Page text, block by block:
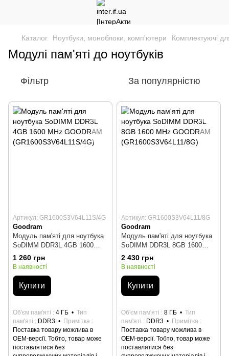
Каталог Ноутбуки, моноблоки, комп'ютери Комплектуючі
Модулі пам'яті до ноутбуків
Фільтр За популярністю
Артикул: GR1600S3V64L11S/4G
Goodram
Модуль пам'яті для ноутбука
SoDIMM DDR3L 4GB 1600
MHz GOODRAM
(GR1600S3V64L11S/4G)
1 260 грн
В наявності
Купити
Об'єм пам'яті 4 ГБ
Тип
пам'яті
DDR3
Примітка
Поставка товару можлива в
ОЕМ-версії. Тобто, товар може
поставлятися без
Артикул: GR1600S3V64L11/8G
Goodram
Модуль пам'яті для ноутбука
SoDIMM DDR3L 8GB 1600
MHz GOODRAM
(GR1600S3V64L11/8G)
2 430 грн
В наявності
Купити
Об'єм пам'яті 8 ГБ
Тип
пам'яті
DDR3
Примітка
Поставка товару можлива в
ОЕМ-версії. Тобто, товар може
поставлятися без